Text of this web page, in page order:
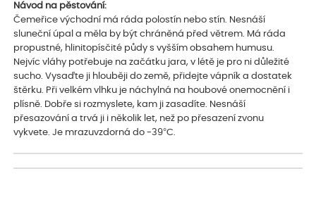
Návod na pěstování:
Čemeřice východní má ráda polostín nebo stín. Nesnáší
sluneční úpal a měla by být chráněná před větrem. Má ráda
propustné, hlinitopísčité půdy s vyšším obsahem humusu.
Nejvíc vláhy potřebuje na začátku jara, v létě je pro ni důležité
sucho. Vysaďte ji hlouběji do země, přidejte vápník a dostatek
štěrku. Při velkém vlhku je náchylná na houbové onemocnění i
plísně. Dobře si rozmyslete, kam ji zasadíte. Nesnáší
přesazování a trvá ji i několik let, než po přesazení zvonu
vykvete. Je mrazuvzdorná do -39°C.